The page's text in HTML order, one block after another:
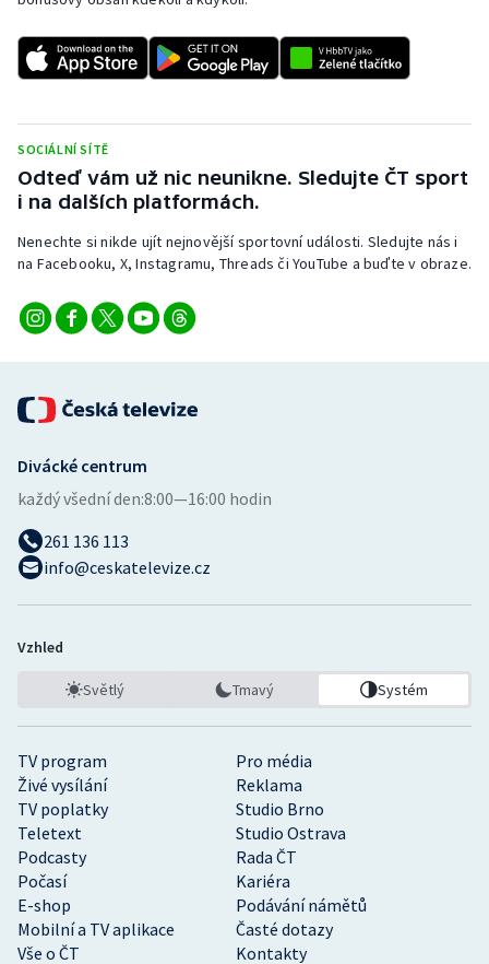
SOCIÁLNÍ SÍTĚ
Odteď vám už nic neunikne. Sledujte ČT sport
i na dalších platformách.
Nenechte si nikde ujít nejnovější sportovní události. Sledujte nás i
na Facebooku, X, Instagramu, Threads či YouTube a buďte v obraze.
TV program
Pro média
Živé vysílání
Reklama
TV poplatky
Studio Brno
Teletext
Studio Ostrava
Podcasty
Rada ČT
Počasí
Kariéra
E-shop
Podávání námětů
Mobilní a TV aplikace
Časté dotazy
Vše o ČT
Kontakty
Divácké centrum
každý všední den:8:00—16:00 hodin
261 136 113
info@ceskatelevize.cz
Vzhled
Světlý Tmavý Systém